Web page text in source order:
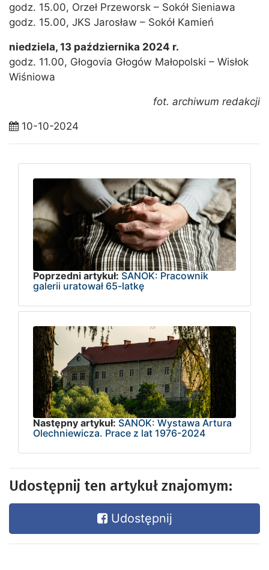
godz. 15.00, Orzeł Przeworsk – Sokół Sieniawa
godz. 15.00, JKS Jarosław – Sokół Kamień
niedziela, 13 października 2024 r.
godz. 11.00, Głogovia Głogów Małopolski – Wisłok
Wiśniowa
fot. archiwum redakcji
10-10-2024
Poprzedni artykuł: SANOK: Pracownik
galerii uratował 65-latkę
Następny artykuł: SANOK: Wystawa Artura
Olechniewicza. Prace z lat 1976-2024
Udostępnij ten artykuł znajomym:
Udostępnij